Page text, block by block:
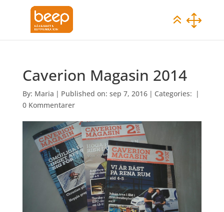
Caverion Magasin 2014
By: Maria | Published on: sep 7, 2016 | Categories: |
0 Kommentarer